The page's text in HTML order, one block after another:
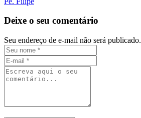
Deixe o seu comentário
Seu endereço de e-mail não será publicado.